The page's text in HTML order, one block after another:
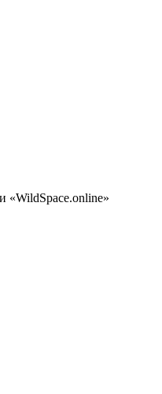
«WildSpace.online»